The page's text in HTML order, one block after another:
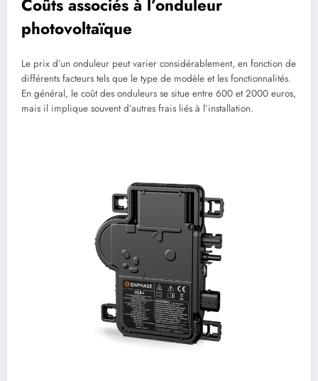
Coûts associés à l’onduleur
photovoltaïque
Le prix d’un onduleur peut varier considérablement, en fonction de
différents facteurs tels que le type de modèle et les fonctionnalités.
En général, le coût des onduleurs se situe entre 600 et 2000 euros,
mais il implique souvent d’autres frais liés à l’installation.